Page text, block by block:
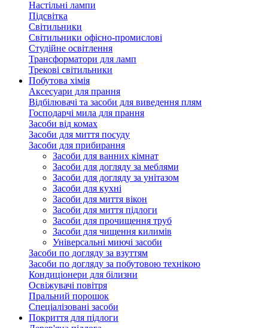
Настільні лампи
Підсвітка
Світильники
Світильники офісно-промислові
Студійне освітлення
Трансформатори для ламп
Трекові світильники
Побутова хімія
Аксесуари для прання
Відбілювачі та засоби для виведення плям
Господарчі мила для прання
Засоби від комах
Засоби для миття посуду
Засоби для прибирання
Засоби для ванних кімнат
Засоби для догляду за меблями
Засоби для догляду за унітазом
Засоби для кухні
Засоби для миття вікон
Засоби для миття підлоги
Засоби для прочищення труб
Засоби для чищення килимів
Універсальні миючі засоби
Засоби по догляду за взуттям
Засоби по догляду за побутовою технікою
Кондиціонери для білизни
Освіжувачі повітря
Пральний порошок
Спеціалізовані засоби
Покриття для підлоги